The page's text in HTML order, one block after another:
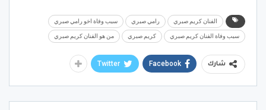
الفنان كريم صبري رامي صبري سبب وفاة اخو رامي صبري
سبب وفاة الفنان كريم صبري كريم صبري من هو الفنان كريم صبري
شارك Facebook
Twitter